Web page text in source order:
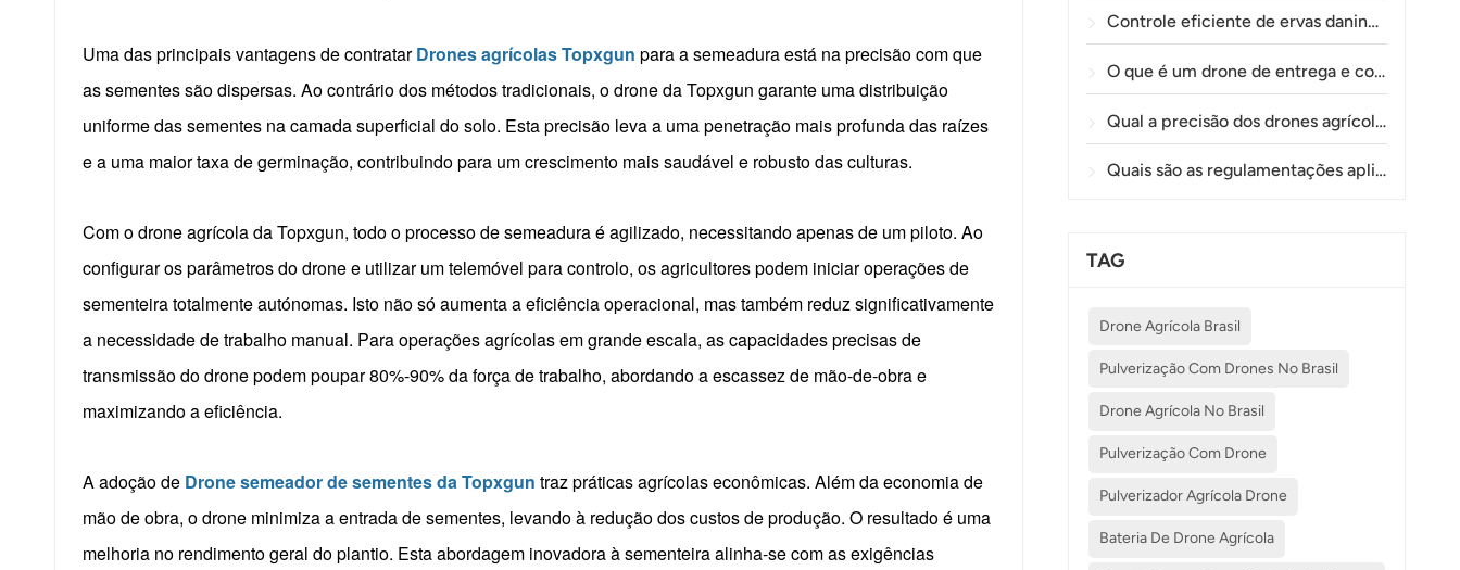
Controle eficiente de ervas daninhas pré-emergentes em trigo com o drone agrícola A80
O que é um drone de entrega e como funciona a entrega por drone?
Qual a precisão dos drones agrícolas na pulverização e monitoramento de plantações?
Quais são as regulamentações aplicáveis ​​ao uso de drones na agricultura em diferentes países?
TAG
Drone Agrícola Brasil
Pulverização Com Drones No Brasil
Drone Agrícola No Brasil
Pulverização Com Drone
Pulverizador Agrícola Drone
Bateria De Drone Agrícola
Uma das principais vantagens de contratarDrones agrícolas Topxgun para a semeadura está na precisão com que
as sementes são dispersas. Ao contrário dos métodos tradicionais, o drone da Topxgun garante uma distribuição
uniforme das sementes na camada superficial do solo. Esta precisão leva a uma penetração mais profunda das raízes
e a uma maior taxa de germinação, contribuindo para um crescimento mais saudável e robusto das culturas.
Com o drone agrícola da Topxgun, todo o processo de semeadura é agilizado, necessitando apenas de um piloto. Ao
configurar os parâmetros do drone e utilizar um telemóvel para controlo, os agricultores podem iniciar operações de
sementeira totalmente autónomas. Isto não só aumenta a eficiência operacional, mas também reduz significativamente
a necessidade de trabalho manual. Para operações agrícolas em grande escala, as capacidades precisas de
transmissão do drone podem poupar 80%-90% da força de trabalho, abordando a escassez de mão-de-obra e
maximizando a eficiência.
A adoção de Drone semeador de sementes da Topxgun traz práticas agrícolas econômicas. Além da economia de
mão de obra, o drone minimiza a entrada de sementes, levando à redução dos custos de produção. O resultado é uma
melhoria no rendimento geral do plantio. Esta abordagem inovadora à sementeira alinha-se com as exigências